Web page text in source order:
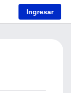
Ingresar